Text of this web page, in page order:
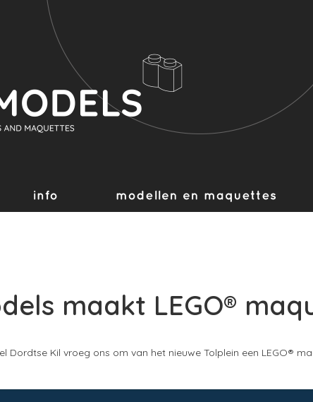
maakt LEGO®
Dordtse Kil vroeg ons om van het nieuwe Tolplein een LEGO®